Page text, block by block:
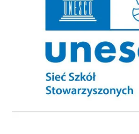
Szkolny Klub Sportowy